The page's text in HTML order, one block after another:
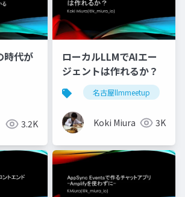
時代が
3.2K
ローカルLLMでAIエー
ジェントは作れるか？
名古屋llmmeetup
Koki Miura 3K